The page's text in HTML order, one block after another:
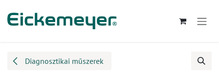
Diagnosztikai műszerek